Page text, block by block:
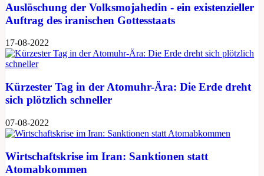
Auslöschung der Volksmojahedin - ein existenzieller
Auftrag des iranischen Gottesstaats
17-08-2022
Kürzester Tag in der Atomuhr-Ära: Die Erde dreht
sich plötzlich schneller
07-08-2022
Wirtschaftskrise im Iran: Sanktionen statt
Atomabkommen